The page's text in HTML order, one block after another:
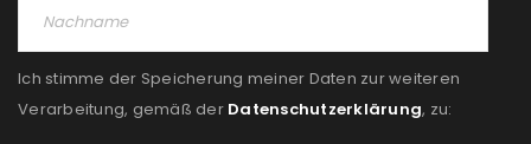
Ich stimme der Speicherung meiner Daten zur weiteren
Verarbeitung, gemäß der Datenschutzerklärung, zu: